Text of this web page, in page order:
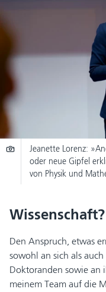
Jeanette Lorenz:
oder neue Gipfel
von Physik und
Den Anspruch, etwas
sowohl an sich als
Doktoranden sowie an
meinem Team auf die